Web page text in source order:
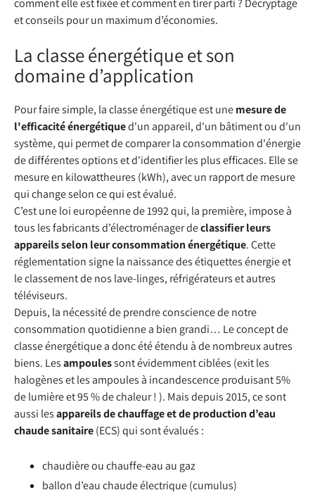
comment elle est fixée et comment en tirer parti ? Décryptage
et conseils pour un maximum d’économies.
La classe énergétique et son
domaine d’application
Pour faire simple, la classe énergétique est unemesure de
l'efficacité énergétiqued'un appareil, d'un bâtiment ou d'un
système, qui permet de comparer la consommation d'énergie
de différentes options et d'identifier les plus efficaces. Elle se
mesure en kilowattheures (kWh), avec un rapport de mesure
qui change selon ce qui est évalué.
C’est une loi européenne de 1992 qui, la première, impose à
tous les fabricants d’électroménager declassifier leurs
appareils selon leur consommation énergétique. Cette
réglementation signe la naissance des étiquettes énergie et
le classement de nos lave-linges, réfrigérateurs et autres
téléviseurs.
Depuis, la nécessité de prendre conscience de notre
consommation quotidienne a bien grandi… Le concept de
classe énergétique a donc été étendu à de nombreux autres
biens. Lesampoulessont évidemment ciblées (exit les
halogènes et les ampoules à incandescence produisant 5%
de lumière et 95 % de chaleur ! ). Mais depuis 2015, ce sont
aussi lesappareils de chauffage et de production d’eau
chaude sanitaire(ECS) qui sont évalués :
chaudière ou chauffe-eau au gaz
ballon d’eau chaude électrique (cumulus)